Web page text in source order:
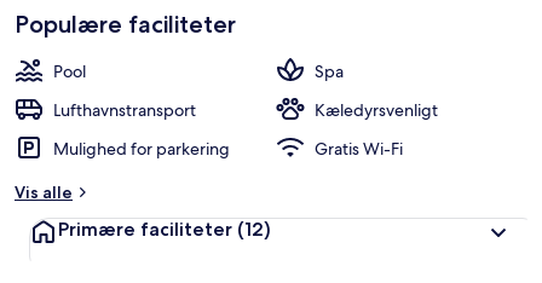
Populære faciliteter
Pool
Spa
Lufthavnstransport
Kæledyrsvenligt
Mulighed for parkering
Gratis Wi-Fi
Vis alle
Primære faciliteter (12)